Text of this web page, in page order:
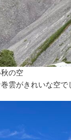
の空
雲がきれいな空で